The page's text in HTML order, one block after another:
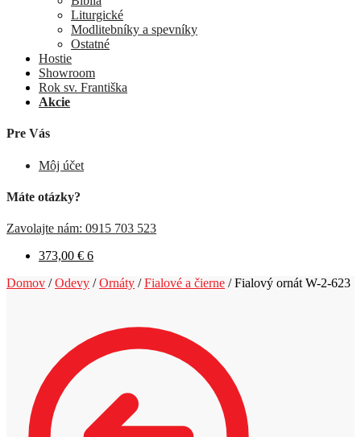
Liturgické
Modlitebníky a spevníky
Ostatné
Hostie
Showroom
Rok sv. Františka
Akcie
Pre Vás
Môj účet
Máte otázky?
Zavolajte nám: 0915 703 523
373,00 € 6
Domov /Odevy /Ornáty /Fialové a čierne /Fialový ornát W-2-623